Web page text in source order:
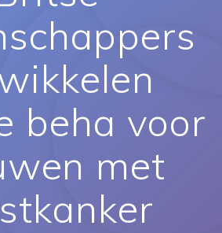
beha voor
met